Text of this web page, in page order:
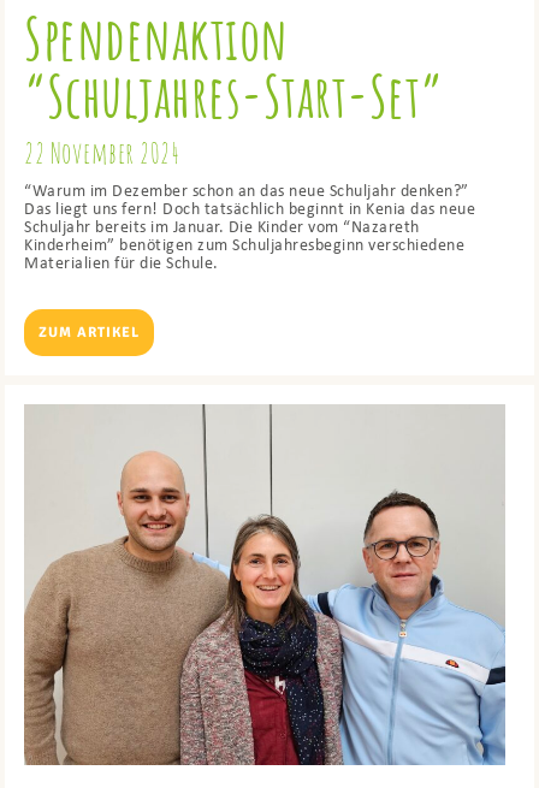
Spendenaktion
“Schuljahres-Start-Set”
22 November 2024
“Warum im Dezember schon an das neue Schuljahr denken?”
Das liegt uns fern! Doch tatsächlich beginnt in Kenia das neue
Schuljahr bereits im Januar. Die Kinder vom “Nazareth
Kinderheim” benötigen zum Schuljahresbeginn verschiedene
Materialien für die Schule.
ZUM ARTIKEL